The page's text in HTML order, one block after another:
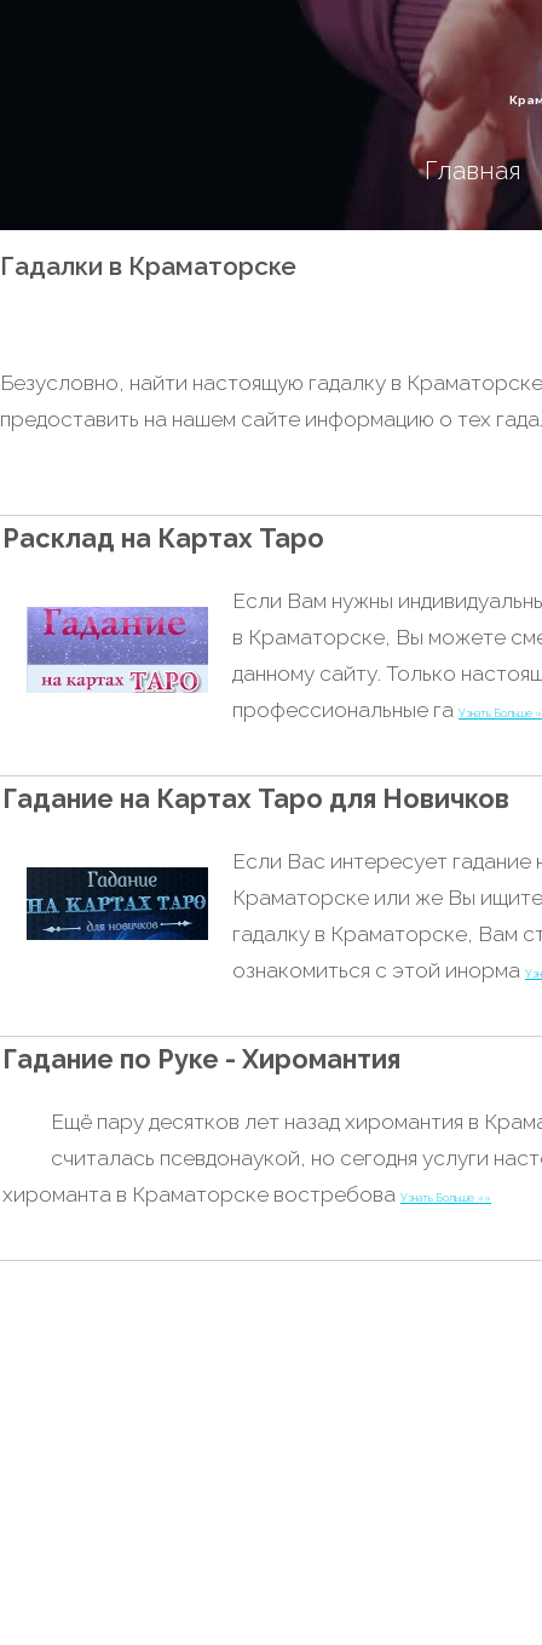
Главная
Гадалки в Краматорске
Безусловно, найти настоящую гадалку в
предоставить на нашем сайте информацию о тех
Расклад на Картах Таро
Если Вам нужны
в Краматорске, Вы можете
данному сайту. Только
профессиональные га Узнать Больше
Гадание на Картах Таро для Новичков
Если Вас интересует гадание
Краматорске или же Вы
гадалку в Краматорске, Вам
ознакомиться с этой инорма
Гадание по Руке - Хиромантия
Ещё пару десятков лет назад хиромантия в
считалась псевдонаукой, но сегодня услуги
хироманта в Краматорске востребова Узнать Больше »»